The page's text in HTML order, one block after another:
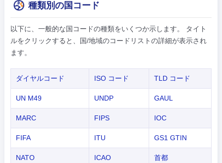
種類別の国コード
以下に、一般的な国コードの種類をいくつか示します。 タイト
ルをクリックすると、国/地域のコードリストの詳細が表示され
ます。
ダイヤルコード ISO コード TLD コード
UN M49 UNDP GAUL
MARC FIPS IOC
FIFA ITU GS1 GTIN
NATO ICAO 首都